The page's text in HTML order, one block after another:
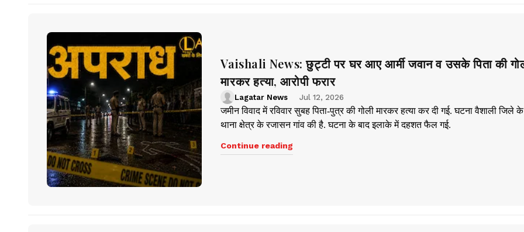
Vaishali News: छुट्टी पर घर आए आर्मी जवान व उसके पिता की
मारकर हत्या, आरोपी फरार
Lagatar News Jul 12, 2026
जमीन विवाद में रविवार सुबह पिता-पुत्र की गोली मारकर हत्या कर दी गई. घटना वैशाली जिले
थाना क्षेत्र के रजासन गांव की है. घटना के बाद इलाके में दहशत फैल गई.
Continue reading